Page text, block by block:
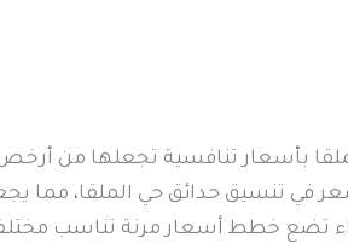
بأسعار تنافسية تجعلها من أرخص
تنسيق حدائق حي الملقا، مما
تضع خطط أسعار مرنة تناسب